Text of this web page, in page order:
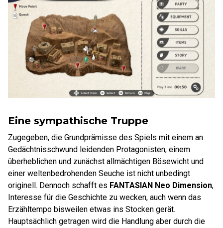
Eine sympathische Truppe
Zugegeben, die Grundprämisse des Spiels mit einem an
Gedächtnisschwund leidenden Protagonisten, einem
überheblichen und zunächst allmächtigen Bösewicht und
einer weltenbedrohenden Seuche ist nicht unbedingt
originell. Dennoch schafft es FANTASIAN Neo Dimension,
Interesse für die Geschichte zu wecken, auch wenn das
Erzähltempo bisweilen etwas ins Stocken gerät.
Hauptsächlich getragen wird die Handlung aber durch die